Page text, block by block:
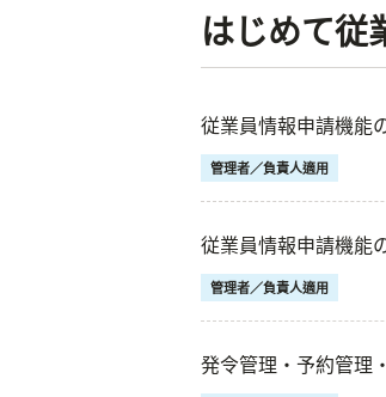
はじめて従
従業員情報申請機能
管理者／負責人適用
従業員情報申請機能
管理者／負責人適用
発令管理・予約管理